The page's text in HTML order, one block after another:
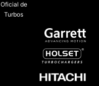
Oficial de
Turbos